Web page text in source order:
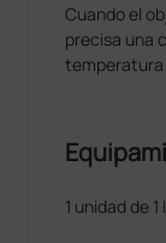
Cuando el
precisa una
temperatura
1 unidad de